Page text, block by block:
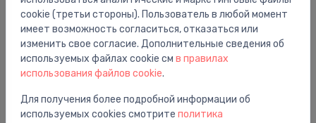
Хорошая цена -28%
cookie (третьи стороны). Пользователь в любой момент
имеет возможность согласиться, отказаться или
изменить свое согласие. Дополнительные сведения об
используемых файлах cookie см в правилах
использования файлов cookie.
Для получения более подробной информации об
используемых cookies смотрите политика